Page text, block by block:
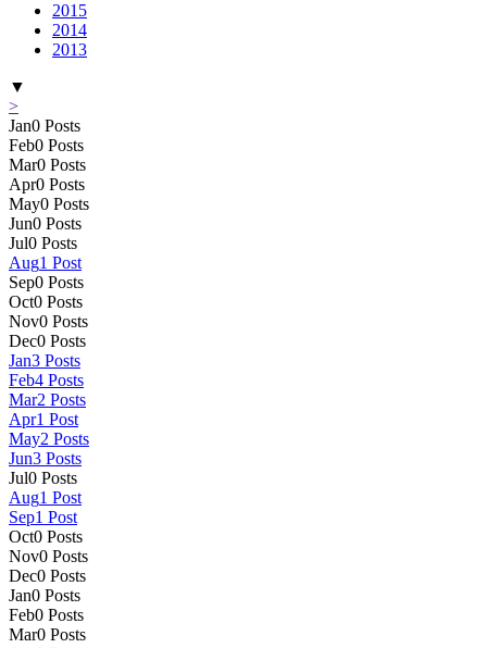
2015
2014
2013
▼
>
Jan0 Posts
Feb0 Posts
Mar0 Posts
Apr0 Posts
May0 Posts
Jun0 Posts
Jul0 Posts
Aug1 Post
Sep0 Posts
Oct0 Posts
Nov0 Posts
Dec0 Posts
Jan3 Posts
Feb4 Posts
Mar2 Posts
Apr1 Post
May2 Posts
Jun3 Posts
Jul0 Posts
Aug1 Post
Sep1 Post
Oct0 Posts
Nov0 Posts
Dec0 Posts
Jan0 Posts
Feb0 Posts
Mar0 Posts